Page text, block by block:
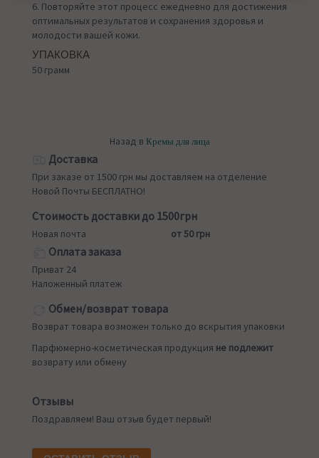
6. Повторяйте этот процесс ежедневно для достижения
оптимальных результатов и сохранения здоровья и
молодости вашей кожи.
УПАКОВКА
50 грамм
Назад в Кремы для лица
Доставка
При заказе от 1500 грн мы доставляем на отделение
Новой Почты БЕСПЛАТНО!
Стоимость доставки до 1500грн
Новая почта от 50 грн
Оплата заказа
Приват 24
Наложенный платеж
Обмен/возврат товара
Возврат товара возможен только до вскрытия упаковки
Парфюмерно-косметическая продукция не подлежит
возврату или обмену
Отзывы
Поздравляем! Ваш отзыв будет первый!